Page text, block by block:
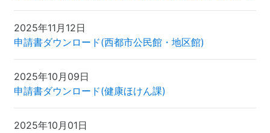
2025年11月12日
申請書ダウンロード(西都市公民館・地区館)
2025年10月09日
申請書ダウンロード(健康ほけん課)
2025年10月01日